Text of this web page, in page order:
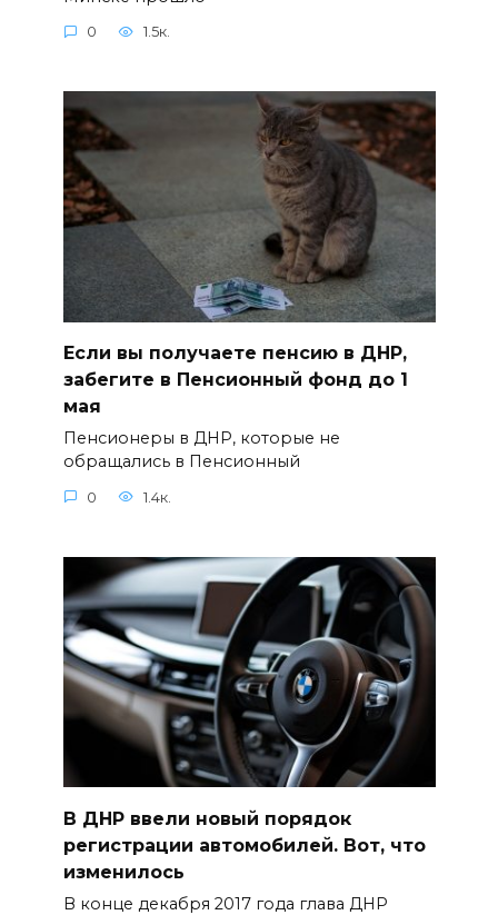
0 1.5к.
Если вы получаете пенсию в ДНР,
забегите в Пенсионный фонд до 1
мая
Пенсионеры в ДНР, которые не
обращались в Пенсионный
0 1.4к.
В ДНР ввели новый порядок
регистрации автомобилей. Вот, что
изменилось
В конце декабря 2017 года глава ДНР